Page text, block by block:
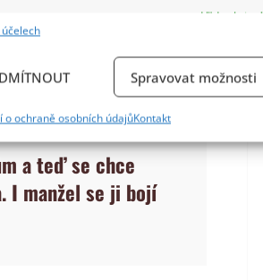
Vždy aktivní
informací.
zjišťování podvodů a
reklamy a
osobních údajů.
Spravovat možnosti
o ochraně osobních údajůKontakt
Až lékař jí
na otázku, proč
a teď se chce
I manžel se ji bojí